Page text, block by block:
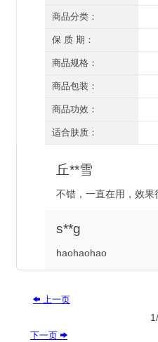
深圳
商品分类：
套装
保 质 期：
三年（开封后一年）
商品规格：
三件套
商品包装：
有外盒/有塑封
商品功效：
收缩毛孔 祛黑头
适合肤质：
丘**雪
不错，一直在用，效果
s**g
haohaohao
 上一页
下一页 